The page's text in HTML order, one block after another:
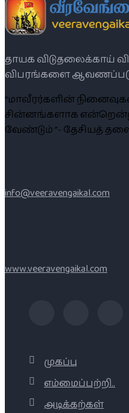
தாயக விடுதலைக்காய்
விபரங்களை
“மாவீரர்களின்
சின்னங்களாக
வேண்டும் ”- தேசியத்
info@veeravengaikal.com
www.veeravengaikal.com
முகப்பு
எம்மைப்பற்றி..
அடிக்கற்கள்